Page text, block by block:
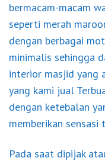
bermacam-macam
seperti merah
dengan berbagai
minimalis sehingga
interior masjid yang
yang kami jual
dengan ketebalan
memberikan sensasi
Pada saat dipijak